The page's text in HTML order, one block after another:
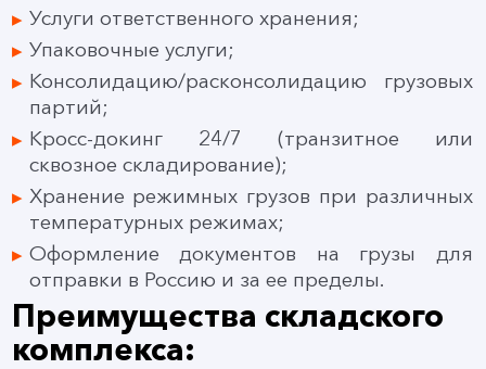
Услуги ответственного хранения;
Упаковочные услуги;
Консолидацию/расконсолидацию грузовых
партий;
Кросс-докинг 24/7 (транзитное или
сквозное складирование);
Хранение режимных грузов при различных
температурных режимах;
Оформление документов на грузы для
отправки в Россию и за ее пределы.
Преимущества складского
комплекса: